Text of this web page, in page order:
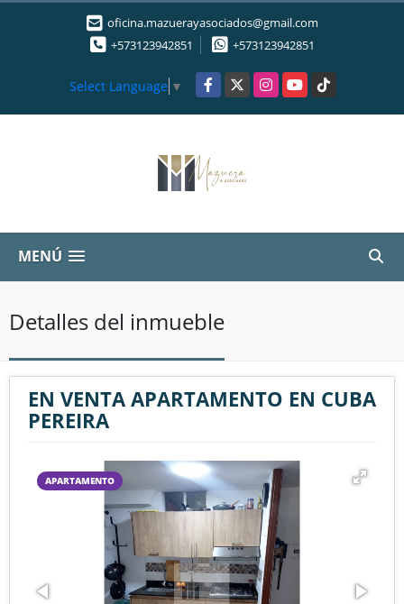
oficina.mazuerayasociados@gmail.com
+573123942851
+573123942851
Select Language ▼ Facebook
X InstagramYouTubeTikTok
MENÚ
Detalles del inmueble
EN VENTA APARTAMENTO EN CUBA
PEREIRA
APARTAMENTO